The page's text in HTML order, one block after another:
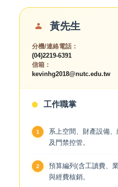
黃先生
分機/連絡電話：
(04)2219-6391
信箱：
kevinhg2018@nutc.edu.tw
工作職掌
系上空間、財產設備
及門禁控管。
預算編列(含工讀費、
與經費核銷。